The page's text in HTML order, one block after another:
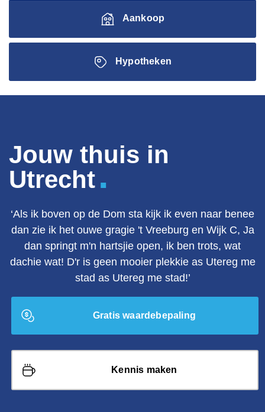
Aankoop
Hypotheken
Jouw thuis in
Utrecht.
‘Als ik boven op de Dom sta kijk ik even naar benee
dan zie ik het ouwe gragie 't Vreeburg en Wijk C, Ja
dan springt m'n hartsjie open, ik ben trots, wat
dachie wat! D'r is geen mooier plekkie as Utereg me
stad as Utereg me stad!’
Gratis waardebepaling
Kennis maken